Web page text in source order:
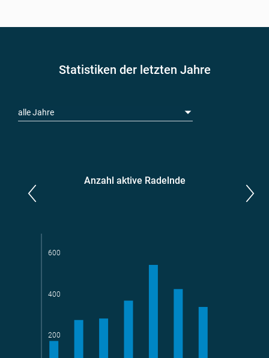
Statistiken der letzten Jahre
alle Jahre
Anzahl aktive Radelnde
200
400
600